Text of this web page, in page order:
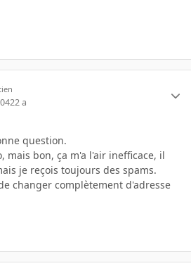
22 a
question.
mais bon, ça m'a l'air inefficace, il
je reçois toujours des spams.
changer complètement d'adresse